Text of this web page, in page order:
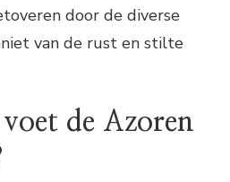
door de diverse
van de rust en stilte
de Azoren